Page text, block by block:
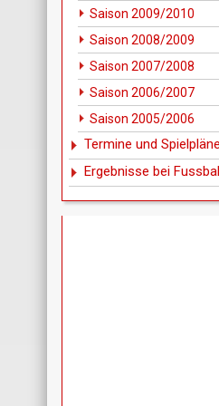
Saison 2009/2010
Saison 2008/2009
Saison 2007/2008
Saison 2006/2007
Saison 2005/2006
Termine und Spielpläne
Ergebnisse bei